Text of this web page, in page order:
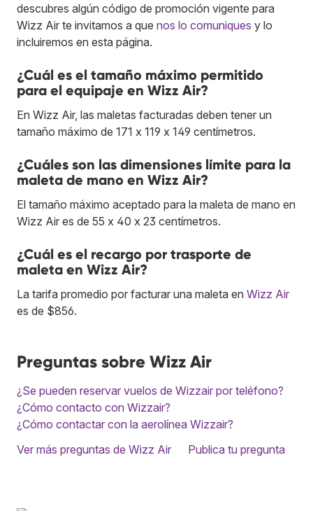
descubres algún código de promoción vigente para
Wizz Air te invitamos a que nos lo comuniques y lo
incluiremos en esta página.
¿Cuál es el tamaño máximo permitido
para el equipaje en Wizz Air?
En Wizz Air, las maletas facturadas deben tener un
tamaño máximo de 171 x 119 x 149 centímetros.
¿Cuáles son las dimensiones límite para la
maleta de mano en Wizz Air?
El tamaño máximo aceptado para la maleta de mano en
Wizz Air es de 55 x 40 x 23 centímetros.
¿Cuál es el recargo por trasporte de
maleta en Wizz Air?
La tarifa promedio por facturar una maleta en Wizz Air
es de $856.
Preguntas sobre Wizz Air
¿Se pueden reservar vuelos de Wizzair por teléfono?
¿Cómo contacto con Wizzair?
¿Cómo contactar con la aerolínea Wizzair?
Ver más preguntas de Wizz Air
Publica tu pregunta